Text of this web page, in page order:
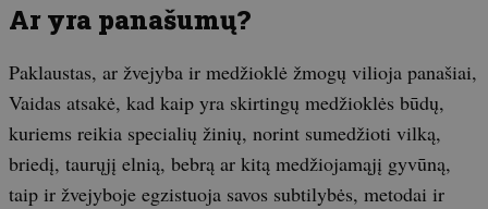
Ar yra panašumų?
Paklaustas, ar žvejyba ir medžioklė žmogų vilioja panašiai,
Vaidas atsakė, kad kaip yra skirtingų medžioklės būdų,
kuriems reikia specialių žinių, norint sumedžioti vilką,
briedį, taurųjį elnią, bebrą ar kitą medžiojamąjį gyvūną,
taip ir žvejyboje egzistuoja savos subtilybės, metodai ir